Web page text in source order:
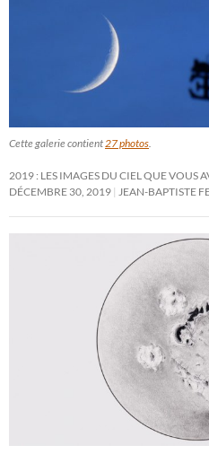
Cette galerie contient27 photos.
2019 : LES IMAGES DU CIEL QUE VOUS
DÉCEMBRE 30, 2019 JEAN-BAPTISTE